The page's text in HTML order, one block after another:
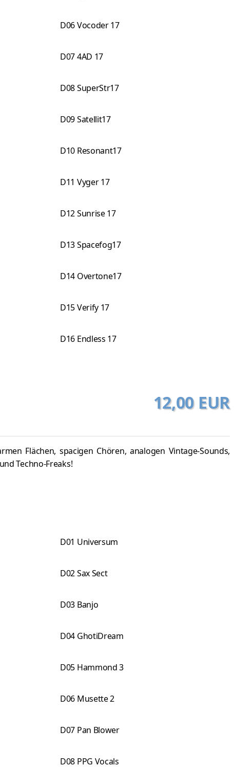
D06 Vocoder 17
D07 4AD 17
D08 SuperStr17
D09 Satellit17
D10 Resonant17
D11 Vyger 17
D12 Sunrise 17
D13 Spacefog17
D14 Overtone17
D15 Verify 17
D16 Endless 17
12,00 EUR
Flächen, spacigen Chören, analogen Vintage-Sounds,
Techno-Freaks!
D01 Universum
D02 Sax Sect
D03 Banjo
D04 GhotiDream
D05 Hammond 3
D06 Musette 2
D07 Pan Blower
D08 PPG Vocals